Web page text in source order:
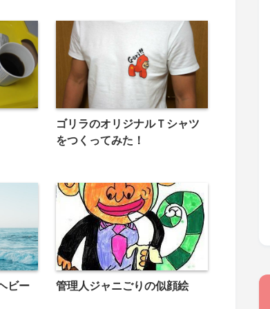
ゴリラのオリジナルＴシャツ
をつくってみた！
ビー
管理人ジャニごりの似顔絵